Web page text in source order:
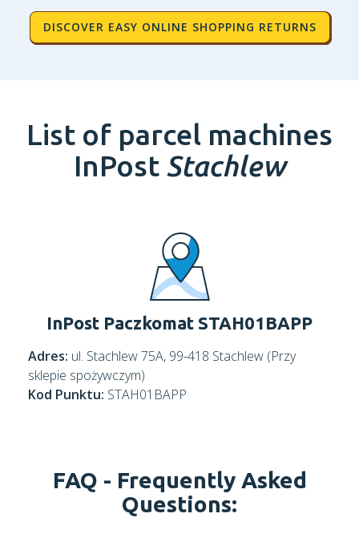
DISCOVER EASY ONLINE SHOPPING RETURNS
List of parcel machines
InPost Stachlew
InPost Paczkomat STAH01BAPP
Adres: ul. Stachlew 75A, 99-418 Stachlew (Przy
sklepie spożywczym)
Kod Punktu: STAH01BAPP
FAQ - Frequently Asked
Questions: